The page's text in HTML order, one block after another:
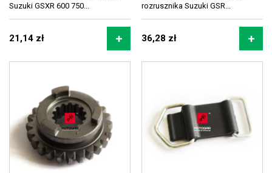
Suzuki GSXR 600 750...
21,14 zł
rozrusznika Suzuki GSR...
36,28 zł